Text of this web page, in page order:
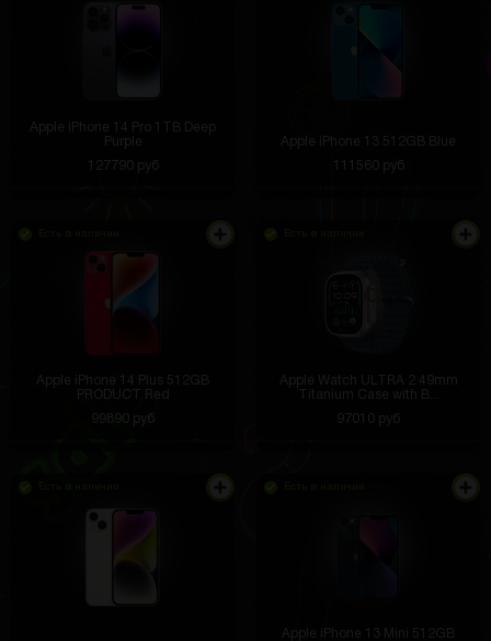
Apple iPhone 14 Pro 1TB Deep
Purple
127790 руб
Apple iPhone 13 512GB Blue
111560 руб
Apple iPhone 14 Plus 512GB
PRODUCT Red
99890 руб
Apple Watch ULTRA 2 49mm
Titanium Case with B...
97010 руб
Apple iPhone 13 Mini 512GB